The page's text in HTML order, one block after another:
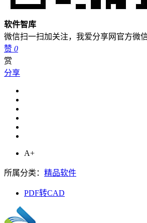
软件智库
微信扫一扫加关注，我爱分享网官方微
赞 0
赏
分享
A+
所属分类： 精品软件
PDF转CAD